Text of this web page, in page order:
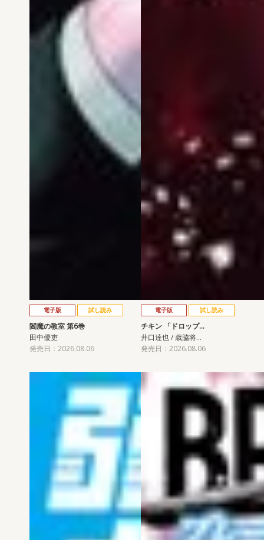
電子版 試し読み
閻魔の教室 第6巻
田中優吏
発売日：2026.08.06
電子版 試し読み
チキン 「ドロップ…
井口達也 / 歳脇将…
発売日：2026.08.06